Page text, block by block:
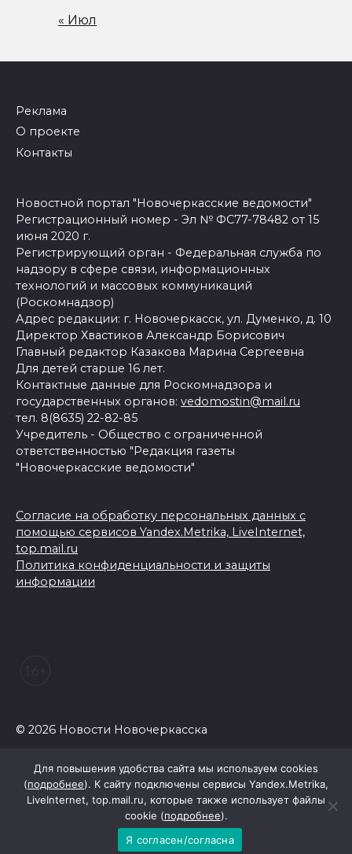
« Июл
Реклама
О проекте
Контакты
Новостной портал "Новочеркасские ведомости"
Регистрационный номер - Эл № ФС77-78482 от 15
июня 2020 г.
Регистрирующий орган - Федеральная служба по
надзору в сфере связи, информационных
технологий и массовых коммуникаций
(Роскомнадзор)
Адрес редакции: г. Новочеркасск, ул. Думенко, д. 10
Директор Хвастиков Александр Борисович
Главный редактор Казакова Марина Сергеевна
Для детей старше 16 лет.
Контактные данные для Роскомнадзора и
государственных органов: vedomostin@mail.ru
тел. 8(8635) 22-82-85
Учредитель - Общество с ограниченной
ответственностью "Редакция газеты
"Новочеркасские ведомости"
Согласие на обработку персональных данных с
помощью сервисов Yandex.Metrika, LiveInternet,
top.mail.ru
Политика конфиденциальности и защиты
информации
© 2026 Новости Новочеркасска
Для повышения удобства сайта мы используем cookies
(подробнее). К сайту подключены сервисы Yandex.Metrika,
LiveInternet, top.mail.ru, которые также использует файлы
cookie (подробнее).
Я согласен/согласна